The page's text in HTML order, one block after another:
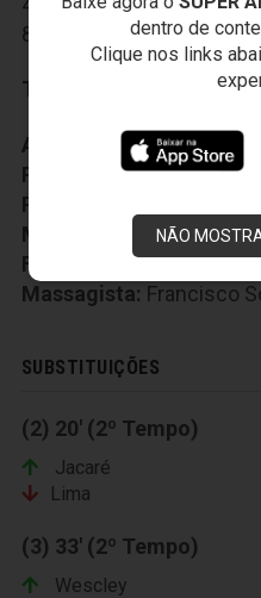
dentro de
Clique nos links
NÃO
89-Cléber
Técnico: Guto Ferreira
Auxiliar Técnico:
Preparador Fisico:
Preparador Goleiro:
Médico:
Joaquim Garcia
Fisioterapeuta:
Massagista: Francisco
SUBSTITUIÇÕES
(2) 20' (2º Tempo)
Jacaré
Lima
(3) 33' (2º Tempo)
Wescley